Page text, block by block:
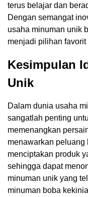
terus belajar dan
Dengan semangat
usaha minuman unik
menjadi pilihan favorit
Kesimpulan
Unik
Dalam dunia usaha
sangatlah penting
memenangkan
menawarkan
menciptakan produk
sehingga dapat
minuman unik yang
minuman boba